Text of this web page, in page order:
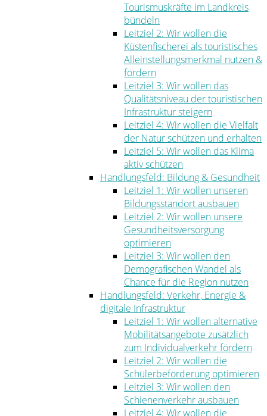
Tourismuskräfte im Landkreis
bündeln
Leitziel 2: Wir wollen die
Küstenfischerei als touristisches
Alleinstellungsmerkmal nutzen &
fördern
Leitziel 3: Wir wollen das
Qualitätsniveau der touristischen
Infrastruktur steigern
Leitziel 4: Wir wollen die Vielfalt
der Natur schützen und erhalten
Leitziel 5: Wir wollen das Klima
aktiv schützen
Handlungsfeld: Bildung & Gesundheit
Leitziel 1: Wir wollen unseren
Bildungsstandort ausbauen
Leitziel 2: Wir wollen unsere
Gesundheitsversorgung
optimieren
Leitziel 3: Wir wollen den
Demografischen Wandel als
Chance für die Region nutzen
Handlungsfeld: Verkehr, Energie &
digitale Infrastruktur
Leitziel 1: Wir wollen alternative
Mobilitätsangebote zusätzlich
zum Individualverkehr fördern
Leitziel 2: Wir wollen die
Schülerbeförderung optimieren
Leitziel 3: Wir wollen den
Schienenverkehr ausbauen
Leitziel 4: Wir wollen die